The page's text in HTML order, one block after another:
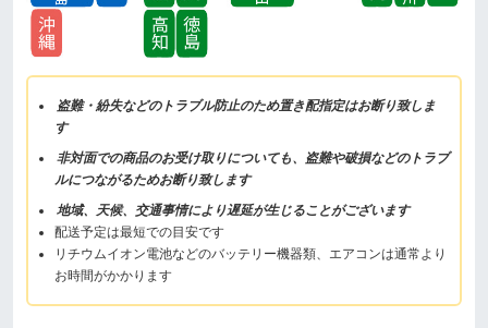
盗難・紛失などのトラブル防止のため置き配指定はお断り致しま
す
非対面での商品のお受け取りについても、盗難や破損などのトラブ
ルにつながるためお断り致します
地域、天候、交通事情により遅延が生じることがございます
配送予定は最短での目安です
リチウムイオン電池などのバッテリー機器類、エアコンは通常より
お時間がかかります